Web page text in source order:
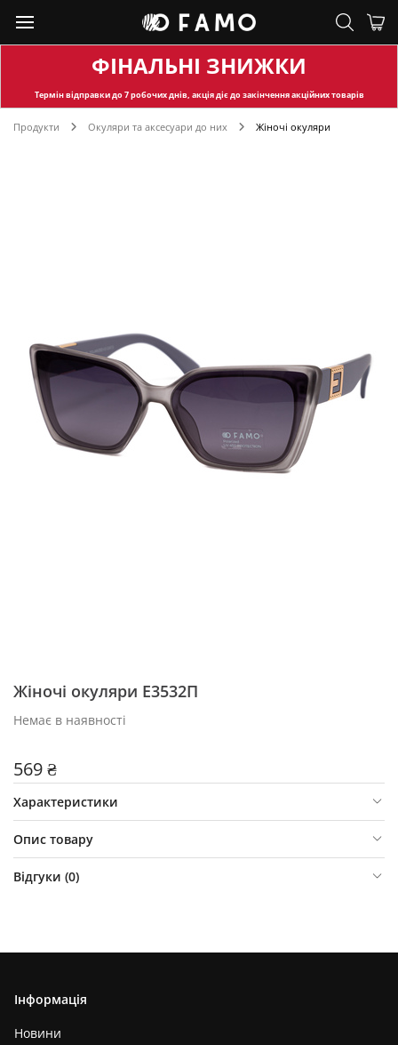
ФІНАЛЬНІ ЗНИЖКИ
Термін відправкидо 7 робочих днів, акція діє до закінчення акційних товарів
Продукти Окуляри та аксесуари до них Жіночі окуляри
Жіночі окуляри E3532П
Немає в наявності
569 ₴
Характеристики
Опис товару
Відгуки (0)
Інформація
Новини